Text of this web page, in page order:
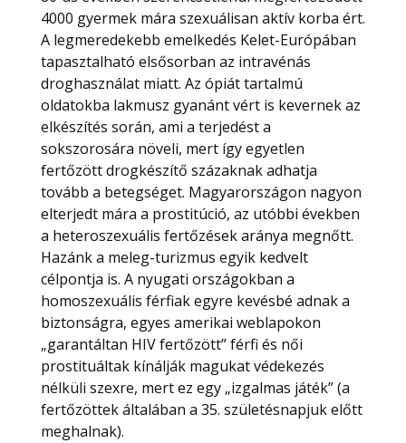
4000 gyermek mára szexuálisan aktív korba ért.
A legmeredekebb emelkedés Kelet-Európában
tapasztalható elsősorban az intravénás
droghasználat miatt. Az ópiát tartalmú
oldatokba lakmusz gyanánt vért is kevernek az
elkészítés során, ami a terjedést a
sokszorosára növeli, mert így egyetlen
fertőzött drogkészítő százaknak adhatja
tovább a betegséget. Magyarországon nagyon
elterjedt mára a prostitúció, az utóbbi években
a heteroszexuális fertőzések aránya megnőtt.
Hazánk a meleg-turizmus egyik kedvelt
célpontja is. A nyugati országokban a
homoszexuális férfiak egyre kevésbé adnak a
biztonságra, egyes amerikai weblapokon
„garantáltan HIV fertőzött” férfi és női
prostituáltak kínálják magukat védekezés
nélküli szexre, mert ez egy „izgalmas játék” (a
fertőzöttek általában a 35. születésnapjuk előtt
meghalnak).